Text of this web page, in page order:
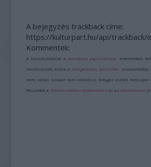
A bejegyzés trackback címe:
https://kulturpart.hu/api/trackback/
Kommentek:
A hozzászólások avonatkozó jogszabályok értelmében
minősülnek, értük a szolgáltatás technikai üzemeltetője
nem vállal, azokat nem ellenőrzi. Kifogás esetén forduljon
Részletek a Felhasználási feltételekben és azadatvédelmi